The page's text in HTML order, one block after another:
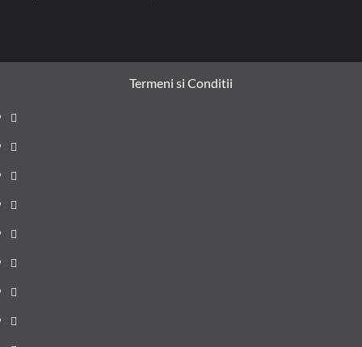
Termeni si Conditii
Prima
pagină
Știri
de
ultima
Administrație
locală
Actualitate
Justiție
Cultura
Sănătate
Litoral